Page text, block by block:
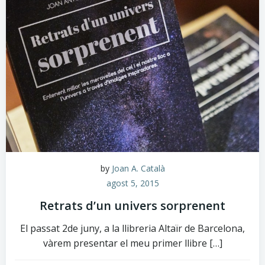
by Joan A. Català
agost 5, 2015
Retrats d’un univers sorprenent
El passat 2de juny, a la llibreria Altaïr de Barcelona,
vàrem presentar el meu primer llibre […]